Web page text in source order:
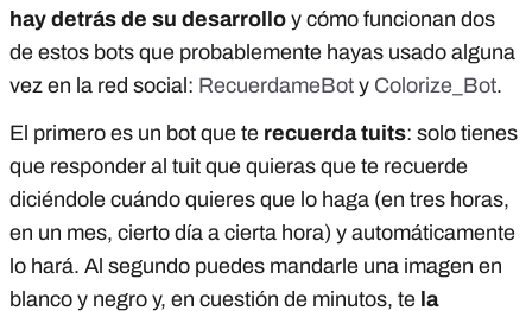
hay detrás de su desarrollo y cómo funcionan dos
de estos bots que probablemente hayas usado alguna
vez en la red social: RecuerdameBot y Colorize_Bot.
El primero es un bot que te recuerda tuits: solo tienes
que responder al tuit que quieras que te recuerde
diciéndole cuándo quieres que lo haga (en tres horas,
en un mes, cierto día a cierta hora) y automáticamente
lo hará. Al segundo puedes mandarle una imagen en
blanco y negro y, en cuestión de minutos, te la